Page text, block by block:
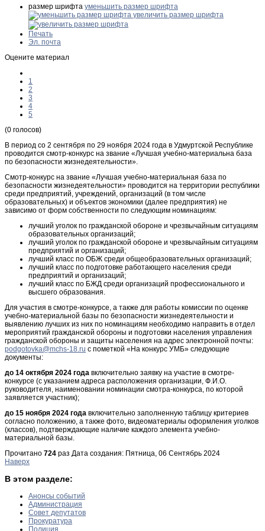
размер шрифта уменьшить размер шрифта
увеличить размер шрифта
Печать
Эл. почта
Оцените материал
1
2
3
4
5
(0 голосов)
В период со 2 сентября по 29 ноября 2024 года в Удмуртской Республике
проводится смотр-конкурс на звание «Лучшая учебно-материальна база
по безопасности жизнедеятельности».
Смотр-конкурс на звание «Лучшая учебно-материальная база по
безопасности жизнедеятельности» проводится на территории республики
среди предприятий, учреждений, организаций (в том числе
образовательных) и объектов экономики (далее предприятия) не
зависимо от форм собственности по следующим номинациям:
лучший уголок по гражданской обороне и чрезвычайным ситуациям
образовательных организаций;
лучший уголок по гражданской обороне и чрезвычайным ситуациям
предприятий и организаций;
лучший класс по ОБЖ среди общеобразовательных организаций;
лучший класс по подготовке работающего населения среди
предприятий и организаций;
лучший класс по БЖД среди организаций профессионального и
высшего образования.
Для участия в смотре-конкурсе, а также для работы комиссии по оценке
учебно-материальной базы по безопасности жизнедеятельности и
выявлению лучших из них по номинациям необходимо направить в отдел
мероприятий гражданской обороны и подготовки населения управления
гражданской обороны и защиты населения на адрес электронной почты:
podgotovka@mchs-18.ru с пометкой «На конкурс УМБ» следующие
документы:
до 14 октября 2024 года включительно заявку на участие в смотре-
конкурсе (с указанием адреса расположения организации, Ф.И.О.
руководителя, наименовании номинации смотра-конкурса, по которой
заявляется участник);
до 15 ноября 2024 года включительно заполненную таблицу критериев
согласно положению, а также фото, видеоматериалы оформления уголков
(классов), подтверждающие наличие каждого элемента учебно-
материальной базы.
Прочитано 724 раз Дата создания: Пятница, 06 Сентябрь 2024
Наверх
В этом разделе:
Анонсы событий
Администрация
Совет депутатов
Прокуратура
Полиция